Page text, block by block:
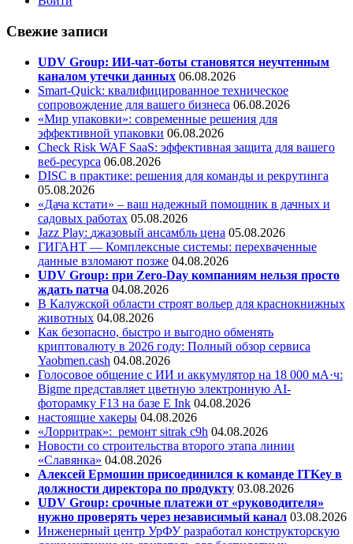
Свежие записи
UDV Group: ИИ-чат-боты становятся неучтенным
каналом утечки данных 06.08.2026
Smart-Quick: квалифицированное техническое
сопровождение для вашего бизнеса 06.08.2026
«Мир упаковки»: современные решения для
эффективной упаковки 06.08.2026
Check Risk WAF SaaS: эффективная защита для вашего
веб-ресурса 06.08.2026
DISC в практике: решения для команды и рекрутинга
05.08.2026
«Дача кстати» – ваш надежный помощник в дачных и
садовых работах 05.08.2026
Jazz Play: джазовый ансамбль цена 05.08.2026
ГИГАНТ — Комплексные системы: перехваченные
данные взломают позже 04.08.2026
UDV Group: при Zero-Day компаниям нельзя просто
ждать патча 04.08.2026
В Калужской области строят вольер для краснокнижных
животных 04.08.2026
Как безопасно, быстро и выгодно обменять
криптовалюту в 2026 году: Полный обзор сервиса
Yaobmen.cash 04.08.2026
Голосовое общение с ИИ и аккумулятор на 18 000 мА·ч:
Bigme представляет цветную электронную AI-
фоторамку F13 на базе E Ink 04.08.2026
настоящие хакеры 04.08.2026
«Лорритрак»: ремонт sitrak c9h 04.08.2026
Новости со строительства второго этапа линии
«Славянка» 04.08.2026
Алексей Ермошин присоединился к команде ITKey в
должности директора по продукту 03.08.2026
UDV Group: срочные платежи от «руководителя»
нужно проверять через независимый канал 03.08.2026
Инженерный центр УрФУ разработал конструкторскую